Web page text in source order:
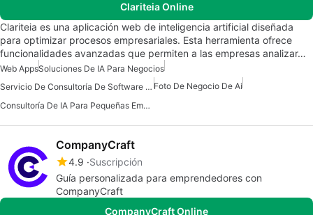
Clariteia Online
Clariteia es una aplicación web de inteligencia artificial diseñada
para optimizar procesos empresariales. Esta herramienta ofrece
funcionalidades avanzadas que permiten a las empresas analizar…
Web AppsSoluciones De IA Para Negocios
Servicio De Consultoría De Software De IA Foto De Negocio De Ai
Consultoría De IA Para Pequeñas Empresas
CompanyCraft
4.9 Suscripción
Guía personalizada para emprendedores con
CompanyCraft
CompanyCraft Online